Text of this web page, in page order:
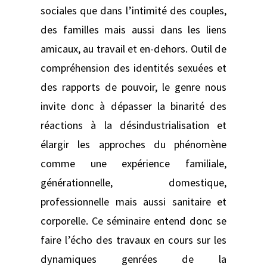
sociales que dans l’intimité des couples,
des familles mais aussi dans les liens
amicaux, au travail et en-dehors. Outil de
compréhension des identités sexuées et
des rapports de pouvoir, le genre nous
invite donc à dépasser la binarité des
réactions à la désindustrialisation et
élargir les approches du phénomène
comme une expérience familiale,
générationnelle, domestique,
professionnelle mais aussi sanitaire et
corporelle. Ce séminaire entend donc se
faire l’écho des travaux en cours sur les
dynamiques genrées de la